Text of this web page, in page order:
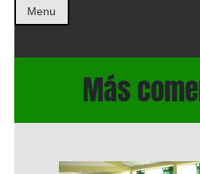
Menu
Más